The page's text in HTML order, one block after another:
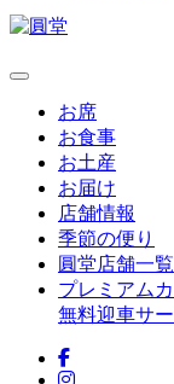
お席
お食事
お土産
お届け
店舗情報
季節の便り
圓堂店舗一覧
プレミアム
無料迎車サ